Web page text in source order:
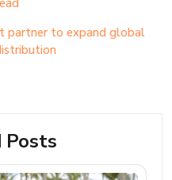
partner to expand global
Posts